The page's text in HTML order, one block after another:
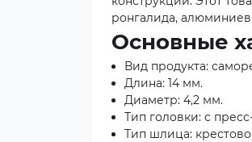
ронгалида,
Основные
Вид продукта:
Длина: 14 мм.
Диаметр: 4,2 мм.
Тип головки: с
Тип шлица: